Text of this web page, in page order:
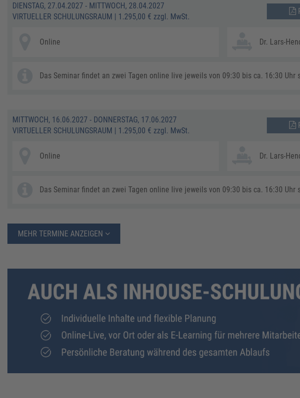
DIENSTAG, 27.04.2027 - MITTWOCH, 28.04.2027
VIRTUELLER SCHULUNGSRAUM | 1.295,00 € zzgl. MwSt.
Online Dr. Lars-
Das Seminar findet an zwei Tagen online live jeweils von 09:30 bis ca. 16:30 Uhr
MITTWOCH, 16.06.2027 - DONNERSTAG, 17.06.2027
VIRTUELLER SCHULUNGSRAUM | 1.295,00 € zzgl. MwSt.
Online Dr. Lars-
Das Seminar findet an zwei Tagen online live jeweils von 09:30 bis ca. 16:30 Uhr
MEHR TERMINE ANZEIGEN